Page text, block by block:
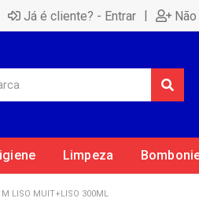
Já é cliente? - Entrar |
Limpeza
M LISO MUIT+LISO 300ML